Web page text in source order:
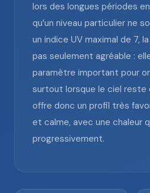
lors des longues périodes
qu’un niveau particulier ne
un indice UV maximal de 7,
pas seulement agréable :
paramètre important pour
surtout lorsque le ciel reste
offre donc un profil très
et calme, avec une chaleur
progressivement.